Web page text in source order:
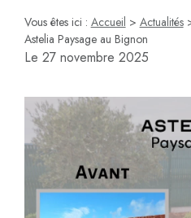
Vous êtes ici : Accueil > Actualités
Astelia Paysage au Bignon
Le 27 novembre 2025